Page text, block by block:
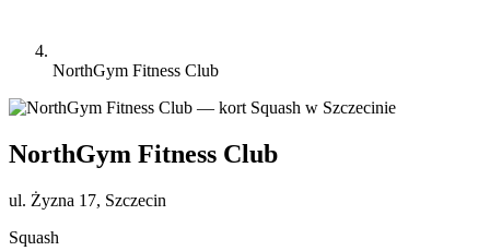
NorthGym Fitness Club
NorthGym Fitness Club
ul. Żyzna 17, Szczecin
Squash